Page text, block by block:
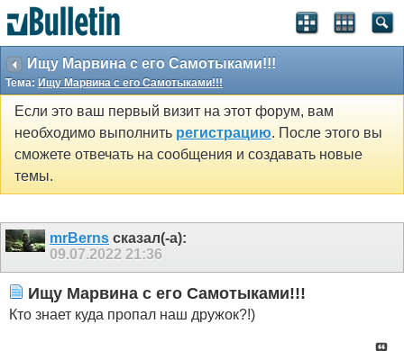
Ищу Марвина с его Самотыками!!!
Тема: Ищу Марвина с его Самотыками!!!
Если это ваш первый визит на этот форум, вам
необходимо выполнить регистрацию. После этого вы
сможете отвечать на сообщения и создавать новые
темы.
mrBerns сказал(-а):
09.07.2022 21:36
Ищу Марвина с его Самотыками!!!
Кто знает куда пропал наш дружок?!)